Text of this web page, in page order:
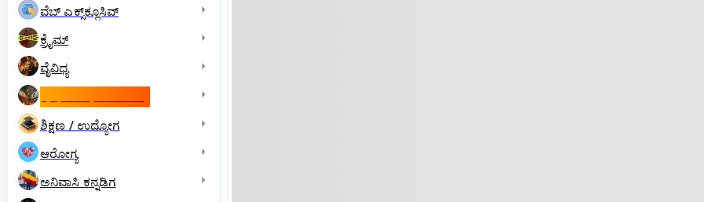
ವೆಬ್ ಎಕ್ಸ್‌ಕ್ಲೂಸಿವ್
ಕ್ರೈಮ್
ವೈವಿಧ್ಯ
ಶಿಕ್ಷಣ / ಉದ್ಯೋಗ
ಆರೋಗ್ಯ
ಅನಿವಾಸಿ ಕನ್ನಡಿಗ